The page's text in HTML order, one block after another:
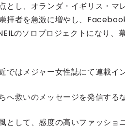
とし、オランダ・イギリス・マ
拝者を急激に増やし、
のソロプロジェクトになり、
ではメジャー女性誌にて連載イ
へ救いのメッセージを発信する
として、感度の高いファッショ